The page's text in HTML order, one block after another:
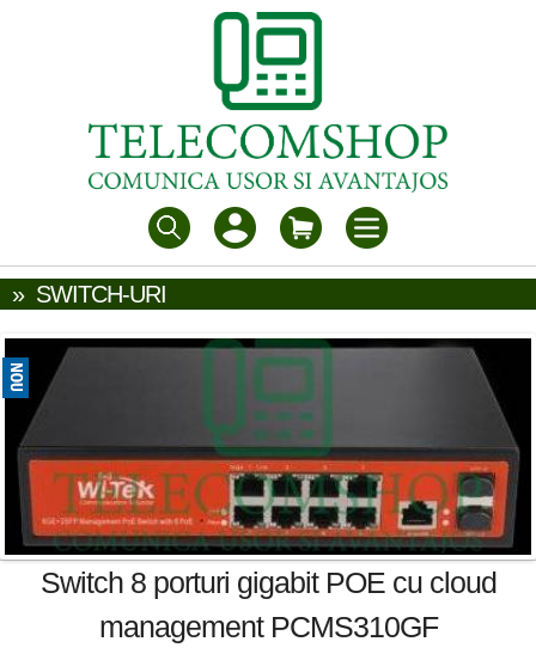
» SWITCH-URI
Switch 8 porturi gigabit POE cu cloud
management PCMS310GF